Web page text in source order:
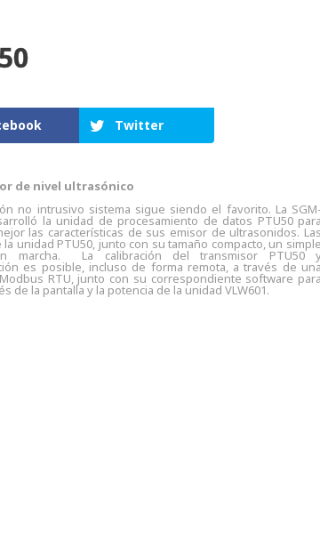
Twitter
de nivel ultrasónico
no intrusivo sistema sigue siendo el favorito. La SGM-
la unidad de procesamiento de datos PTU50 para
las características de sus emisor de ultrasonidos. Las
unidad PTU50, junto con su tamaño compacto, un simple
marcha. La calibración del transmisor PTU50
es posible, incluso de forma remota, a través de una
RTU, junto con su correspondiente software para
de la pantalla y la potencia de la unidad VLW601.